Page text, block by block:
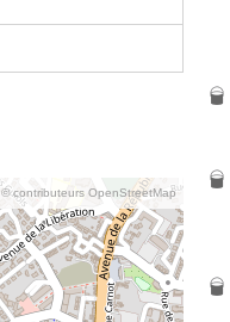
© contributeurs OpenStreetMap